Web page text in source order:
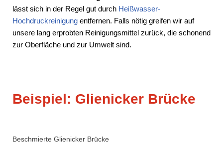
lässt sich in der Regel gut durch Heißwasser-
Hochdruckreinigung entfernen. Falls nötig greifen wir auf
unsere lang erprobten Reinigungsmittel zurück, die schonend
zur Oberfläche und zur Umwelt sind.
Beispiel: Glienicker Brücke
Beschmierte Glienicker Brücke